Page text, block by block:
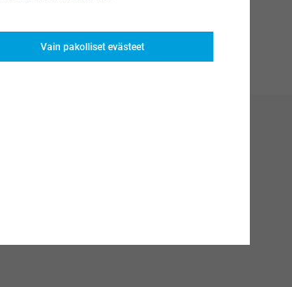
Vain pakolliset evästeet